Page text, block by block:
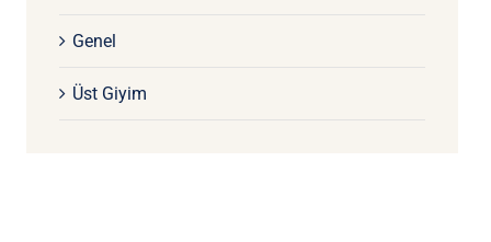
Genel
Üst Giyim